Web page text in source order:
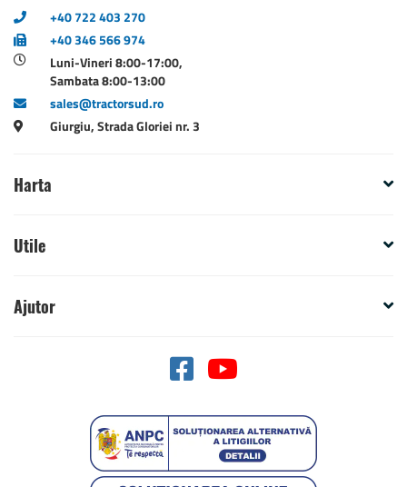
+40 722 403 270
+40 346 566 974
Luni-Vineri 8:00-17:00,
Sambata 8:00-13:00
sales@tractorsud.ro
Giurgiu, Strada Gloriei nr. 3
Harta
Utile
Ajutor